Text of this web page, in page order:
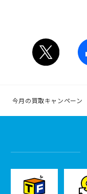
今月の買取キャンペーン